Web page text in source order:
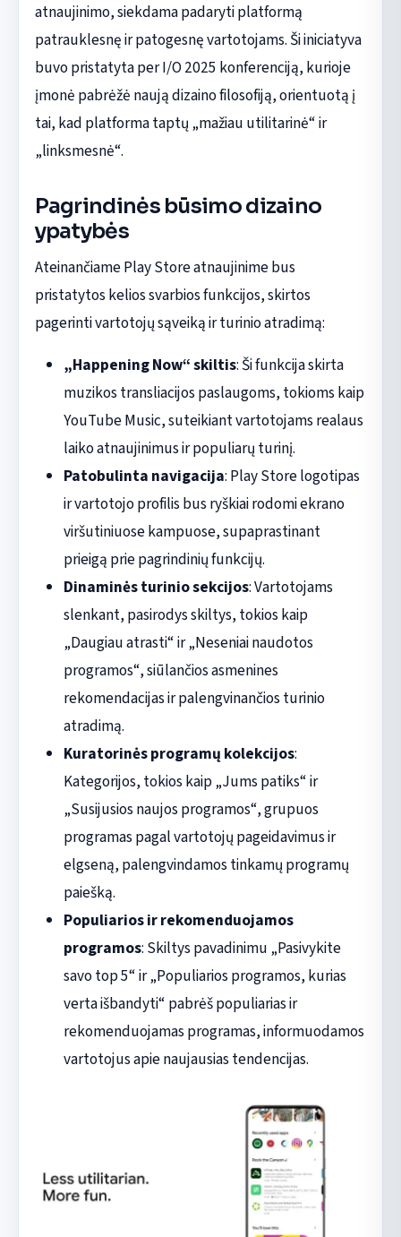
atnaujinimo, siekdama padaryti platformą
patrauklesnę ir patogesnę vartotojams. Ši iniciatyva
buvo pristatyta per I/O 2025 konferenciją, kurioje
įmonė pabrėžė naują dizaino filosofiją, orientuotą į
tai, kad platforma taptų „mažiau utilitarinė“ ir
„linksmesnė“.
Pagrindinės būsimo dizaino
ypatybės
Ateinančiame Play Store atnaujinime bus
pristatytos kelios svarbios funkcijos, skirtos
pagerinti vartotojų sąveiką ir turinio atradimą:
„Happening Now“ skiltis: Ši funkcija skirta
muzikos transliacijos paslaugoms, tokioms kaip
YouTube Music, suteikiant vartotojams realaus
laiko atnaujinimus ir populiarų turinį.
Patobulinta navigacija: Play Store logotipas
ir vartotojo profilis bus ryškiai rodomi ekrano
viršutiniuose kampuose, supaprastinant
prieigą prie pagrindinių funkcijų.
Dinaminės turinio sekcijos: Vartotojams
slenkant, pasirodys skiltys, tokios kaip
„Daugiau atrasti“ ir „Neseniai naudotos
programos“, siūlančios asmenines
rekomendacijas ir palengvinančios turinio
atradimą.
Kuratorinės programų kolekcijos:
Kategorijos, tokios kaip „Jums patiks“ ir
„Susijusios naujos programos“, grupuos
programas pagal vartotojų pageidavimus ir
elgseną, palengvindamos tinkamų programų
paiešką.
Populiarios ir rekomenduojamos
programos: Skiltys pavadinimu „Pasivykite
savo top 5“ ir „Populiarios programos, kurias
verta išbandyti“ pabrėš populiarias ir
rekomenduojamas programas, informuodamos
vartotojus apie naujausias tendencijas.